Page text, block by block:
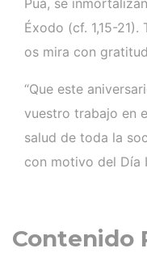
Éxodo (cf. 1,15-
os mira con
“Que este
vuestro trabajo en
salud de toda la
con motivo del Día
Contenido